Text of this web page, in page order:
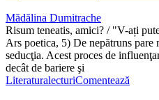
Mădălina Dumitrache
Risum teneatis, amici? / "V-ați
Ars poetica, 5) De nepătruns pare
seducţia. Acest proces de
decât de bariere şi
LiteraturalecturiComentează